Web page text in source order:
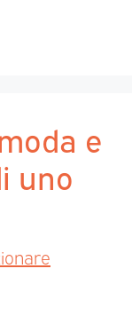
e
uno